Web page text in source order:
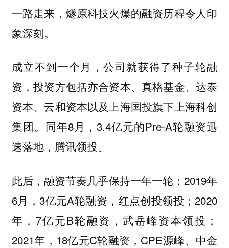
一路走来，燧原科技火爆的融资历程令人印
象深刻。
成立不到一个月，公司就获得了种子轮融
资，投资方包括亦合资本、真格基金、达泰
资本、云和资本以及上海国投旗下上海科创
集团。同年8月，3.4亿元的Pre-A轮融资迅
速落地，腾讯领投。
此后，融资节奏几乎保持一年一轮：2019年
6月，3亿元A轮融资，红点创投领投；2020
年，7亿元B轮融资，武岳峰资本领投；
2021年，18亿元C轮融资，CPE源峰、中金